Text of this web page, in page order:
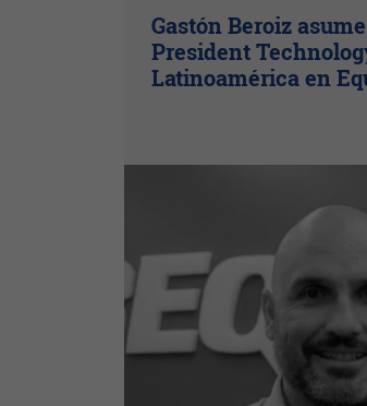
Gastón Beroiz
President
Latinoamérica en